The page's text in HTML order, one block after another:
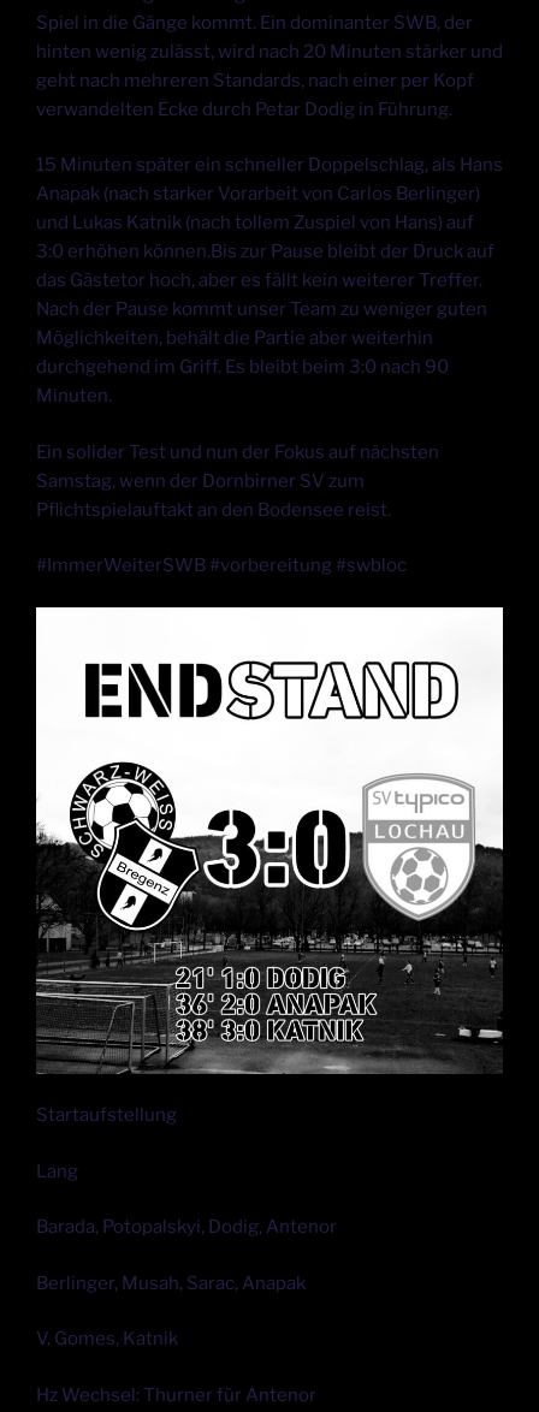
Spiel in die Gänge kommt. Ein dominanter SWB, der
hinten wenig zulässt, wird nach 20 Minuten stärker und
geht nach mehreren Standards, nach einer per Kopf
verwandelten Ecke durch Petar Dodig in Führung.
15 Minuten später ein schneller Doppelschlag, als Hans
Anapak (nach starker Vorarbeit von Carlos Berlinger)
und Lukas Katnik (nach tollem Zuspiel von Hans) auf
3:0 erhöhen können.Bis zur Pause bleibt der Druck auf
das Gästetor hoch, aber es fällt kein weiterer Treffer.
Nach der Pause kommt unser Team zu weniger guten
Möglichkeiten, behält die Partie aber weiterhin
durchgehend im Griff. Es bleibt beim 3:0 nach 90
Minuten.
Ein solider Test und nun der Fokus auf nächsten
Samstag, wenn der Dornbirner SV zum
Pflichtspielauftakt an den Bodensee reist.
#ImmerWeiterSWB #vorbereitung #swbloc
Startaufstellung
Lang
Barada, Potopalskyi, Dodig, Antenor
Berlinger, Musah, Sarac, Anapak
V. Gomes, Katnik
Hz Wechsel: Thurner für Antenor